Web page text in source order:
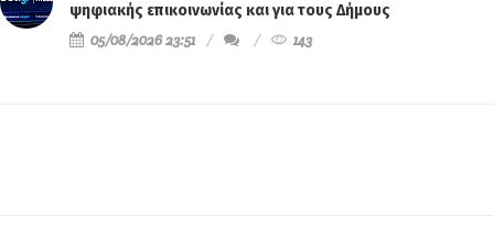
ψηφιακής επικοινωνίας και για τους Δήμους
05/08/2026 23:51
143